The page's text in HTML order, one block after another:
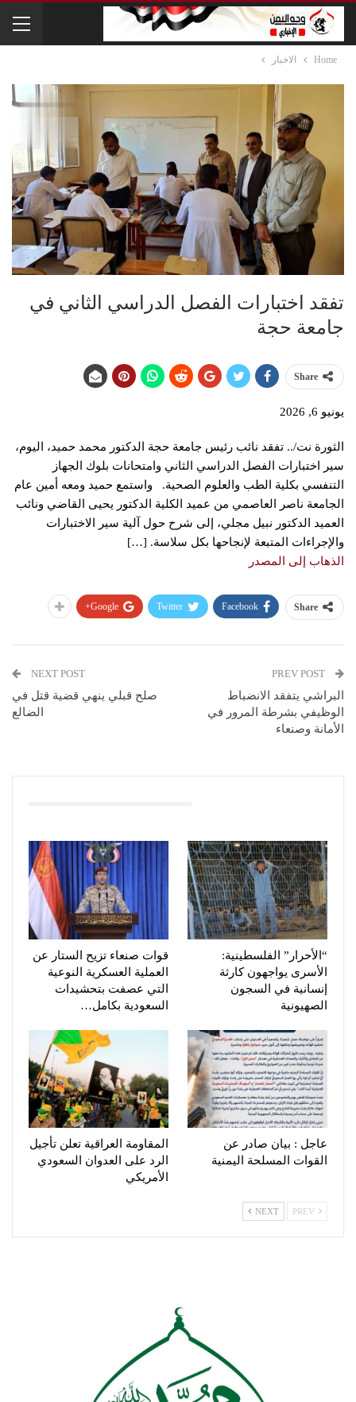
Home الاخبار
تفقد اختبارات الفصل الدراسي الثاني في
جامعة حجة
Share
يونيو 6, 2026
الثورة نت/.. تفقد نائب رئيس جامعة حجة الدكتور محمد حميد، اليوم،
سير اختبارات الفصل الدراسي الثاني وامتحانات بلوك الجهاز
التنفسي بكلية الطب والعلوم الصحية. واستمع حميد ومعه أمين عام
الجامعة ناصر العاصمي من عميد الكلية الدكتور يحيى القاضي ونائب
العميد الدكتور نبيل مجلي، إلى شرح حول آلية سير الاختبارات
والإجراءات المتبعة لإنجاحها بكل سلاسة. […]
الذهاب إلى المصدر
Share
Facebook
Twitter
Google+
البراشي يتفقد الانضباط
الوظيفي بشرطة المرور في
الأمانة وصنعاء
NEXT POST
صلح قبلي ينهي قضية قتل في
الضالع
“الأحرار” الفلسطينية:
الأسرى يواجهون كارثة
إنسانية في السجون
الصهيونية
قوات صنعاء تزيح الستار عن
العملية العسكرية النوعية
التي عصفت بتحشيدات
السعودية بكامل…
عاجل : بيان صادر عن
القوات المسلحة اليمنية
المقاومة العراقية تعلن تأجيل
الرد على العدوان السعودي
الأمريكي
NEXT